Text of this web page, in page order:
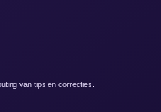
van tips en correcties.